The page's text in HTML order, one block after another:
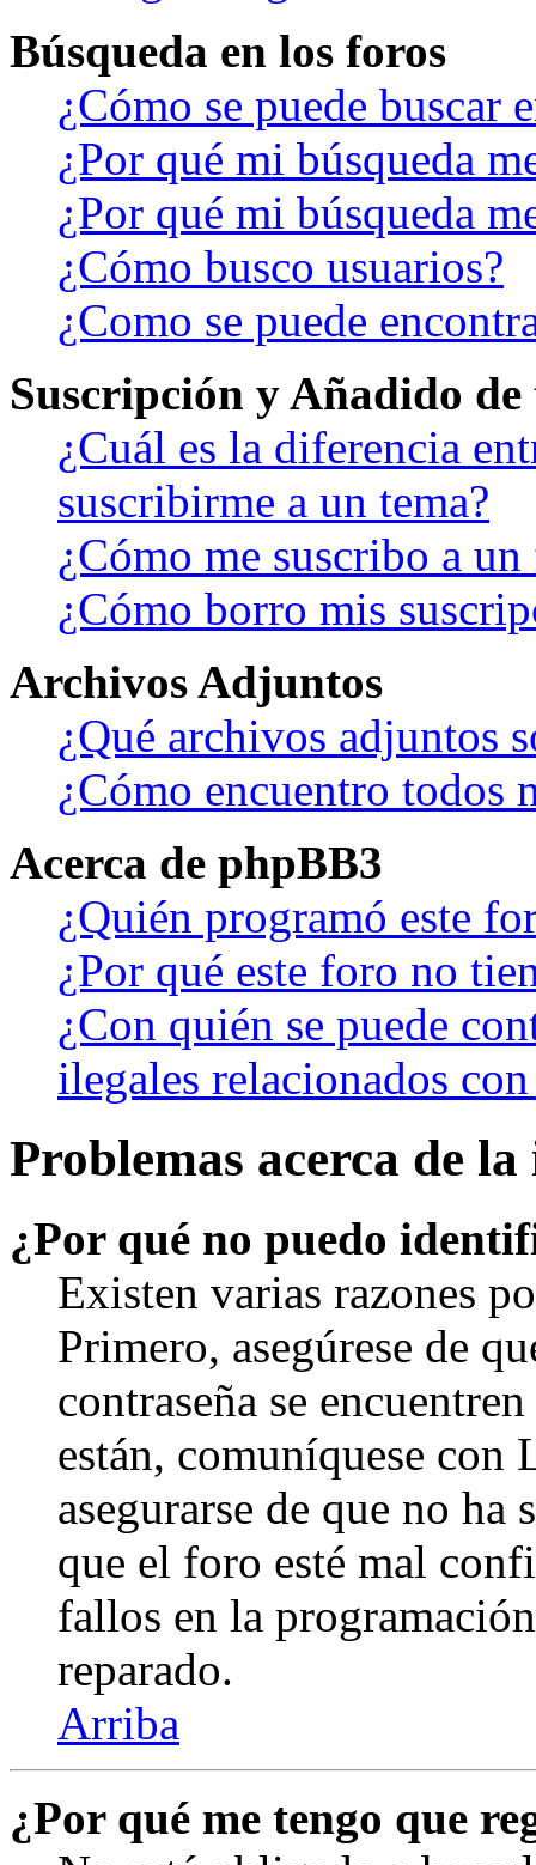
Búsqueda en los foros
¿Cómo se puede buscar
¿Por qué mi búsqueda
¿Por qué mi búsqueda
¿Cómo busco usuarios?
¿Como se puede
Suscripción y Añadido
¿Cuál es la diferencia
suscribirme a un tema?
¿Cómo me suscribo a
¿Cómo borro mis
Archivos Adjuntos
¿Qué archivos adjuntos
¿Cómo encuentro todos
Acerca de phpBB3
¿Quién programó este
¿Por qué este foro no
¿Con quién se puede
ilegales relacionados
Problemas acerca de
¿Por qué no puedo
Existen varias razones
Primero, asegúrese de
contraseña se
están, comuníquese
asegurarse de que no
que el foro esté mal
fallos en la
reparado.
Arriba
¿Por qué me tengo que